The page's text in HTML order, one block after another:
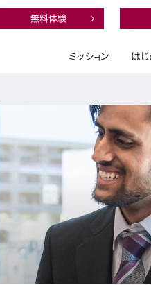
無料体験
ミッション は